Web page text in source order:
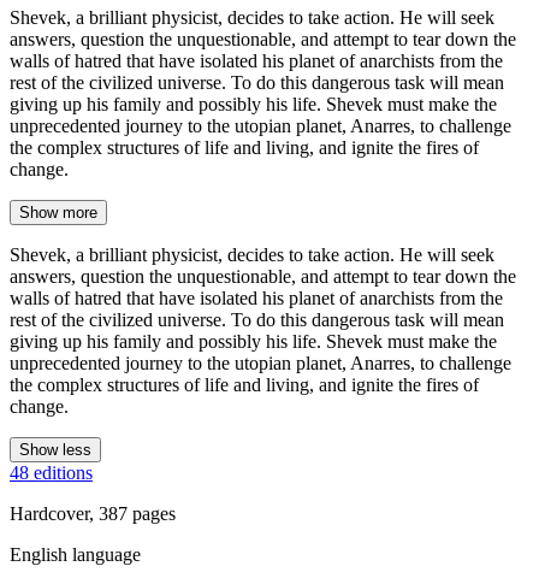
Shevek, a brilliant physicist, decides to take action. He will seek
answers, question the unquestionable, and attempt to tear down the
walls of hatred that have isolated his planet of anarchists from the
rest of the civilized universe. To do this dangerous task will mean
giving up his family and possibly his life. Shevek must make the
unprecedented journey to the utopian planet, Anarres, to challenge
the complex structures of life and living, and ignite the fires of
change.
Show more
Shevek, a brilliant physicist, decides to take action. He will seek
answers, question the unquestionable, and attempt to tear down the
walls of hatred that have isolated his planet of anarchists from the
rest of the civilized universe. To do this dangerous task will mean
giving up his family and possibly his life. Shevek must make the
unprecedented journey to the utopian planet, Anarres, to challenge
the complex structures of life and living, and ignite the fires of
change.
Show less
48 editions
Hardcover, 387 pages
English language